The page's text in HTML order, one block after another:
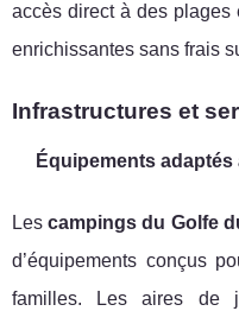
accès direct à des plages
enrichissantes sans frais
Infrastructures et
Équipements adaptés
Lescampings du Golfe
d’équipements conçus
familles. Les aires de